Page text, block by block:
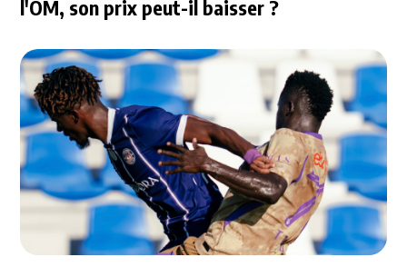
l'OM, son prix peut-il baisser ?